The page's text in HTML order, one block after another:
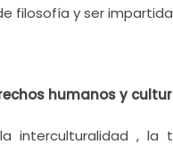
filosofía y ser
humanos y
interculturalidad , la